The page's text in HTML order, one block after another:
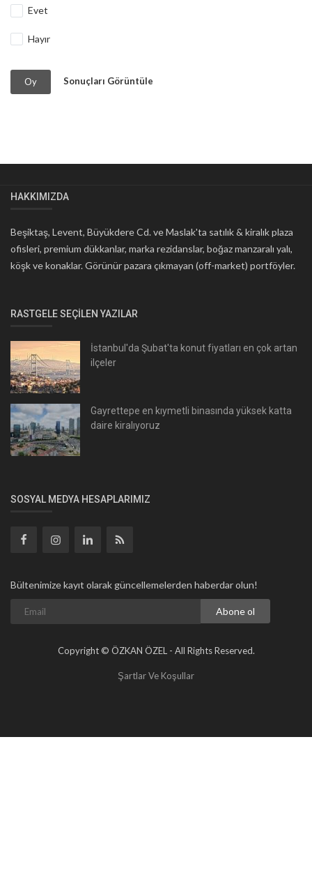
Evet
Hayır
Oy Sonuçları Görüntüle
HAKKIMIZDA
Beşiktaş, Levent, Büyükdere Cd. ve Maslak'ta satılık & kiralık plaza
ofisleri, premium dükkanlar, marka rezidanslar, boğaz manzaralı yalı,
köşk ve konaklar. Görünür pazara çıkmayan (off-market) portföyler.
RASTGELE SEÇILEN YAZILAR
İstanbul'da Şubat'ta konut fiyatları en çok artan
ilçeler
Gayrettepe en kıymetli binasında yüksek katta
daire kiralıyoruz
SOSYAL MEDYA HESAPLARIMIZ
Bültenimize kayıt olarak güncellemelerden haberdar olun!
Abone ol
Copyright © ÖZKAN ÖZEL - All Rights Reserved.
Şartlar Ve Koşullar